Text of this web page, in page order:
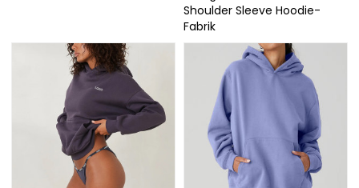
Shoulder Sleeve Hoodie-
Fabrik